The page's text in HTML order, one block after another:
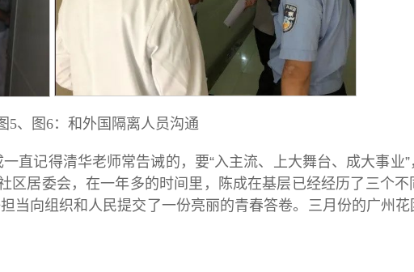
5、图6：和外国隔离人员沟通
直记得清华老师常告诫的，要“入主流、上大舞台、成大事业
居委会，在一年多的时间里，陈成在基层已经经历了三个
当向组织和人民提交了一份亮丽的青春答卷。三月份的广州